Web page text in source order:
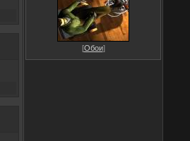
[Обои]